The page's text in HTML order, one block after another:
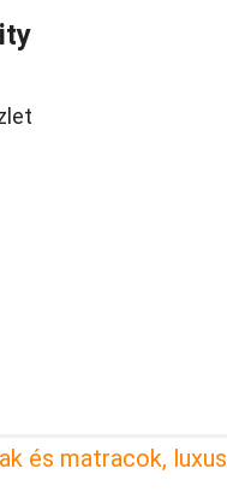
és matracok, luxus